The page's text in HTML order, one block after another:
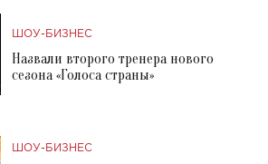
ШОУ-БИЗНЕС
Назвали второго тренера нового
сезона «Голоса страны»
ШОУ-БИЗНЕС